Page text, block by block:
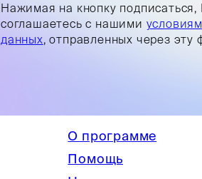
Нажимая на кнопку
соглашаетесь с нашими
данных , отправленных через эту
О программе
Помощь